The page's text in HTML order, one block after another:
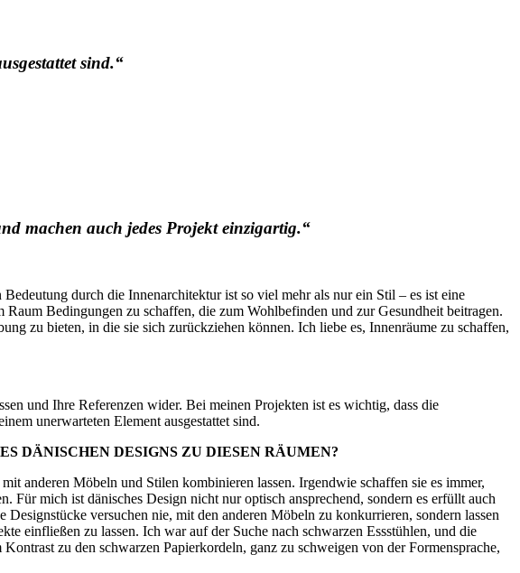
sind.“
machen auch jedes Projekt einzigartig.“
durch die Innenarchitektur ist so viel mehr als nur ein Stil – es ist eine
Bedingungen zu schaffen, die zum Wohlbefinden und zur Gesundheit beitragen.
zu bieten, in die sie sich zurückziehen können. Ich liebe es, Innenräume zu schaffen,
und Ihre Referenzen wider. Bei meinen Projekten ist es wichtig, dass die
unerwarteten Element ausgestattet sind.
DÄNISCHEN DESIGNS ZU DIESEN RÄUMEN?
anderen Möbeln und Stilen kombinieren lassen. Irgendwie schaffen sie es immer,
Für mich ist dänisches Design nicht nur optisch ansprechend, sondern es erfüllt auch
versuchen nie, mit den anderen Möbeln zu konkurrieren, sondern lassen
einfließen zu lassen. Ich war auf der Suche nach schwarzen Essstühlen, und die
zu den schwarzen Papierkordeln, ganz zu schweigen von der Formensprache,